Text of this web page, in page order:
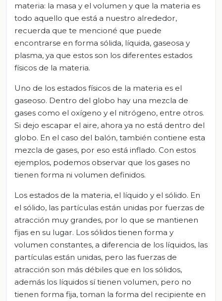
materia: la masa y el volumen y que la materia es
todo aquello que está a nuestro alrededor,
recuerda que te mencioné que puede
encontrarse en forma sólida, líquida, gaseosa y
plasma, ya que estos son los diferentes estados
físicos de la materia.
Uno de los estados físicos de la materia es el
gaseoso. Dentro del globo hay una mezcla de
gases como el oxígeno y el nitrógeno, entre otros.
Si dejo escapar el aire, ahora ya no está dentro del
globo. En el caso del balón, también contiene esta
mezcla de gases, por eso está inflado. Con estos
ejemplos, podemos observar que los gases no
tienen forma ni volumen definidos.
Los estados de la materia, el líquido y el sólido. En
el sólido, las partículas están unidas por fuerzas de
atracción muy grandes, por lo que se mantienen
fijas en su lugar. Los sólidos tienen forma y
volumen constantes, a diferencia de los líquidos, las
partículas están unidas, pero las fuerzas de
atracción son más débiles que en los sólidos,
además los líquidos sí tienen volumen, pero no
tienen forma fija, toman la forma del recipiente en